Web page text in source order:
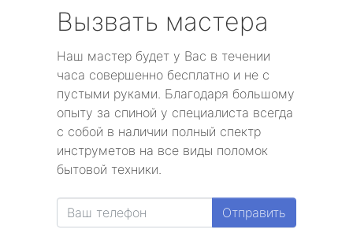
Вызвать мастера
Наш мастер будет у Вас в течении
часа совершенно бесплатно и не с
пустыми руками. Благодаря большому
опыту за спиной у специалиста всегда
с собой в наличии полный спектр
инструметов на все виды поломок
бытовой техники.
Отправить